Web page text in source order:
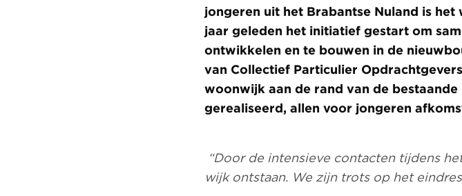
jongeren uit het Brabantse Nuland is
jaar geleden het initiatief gestart om
ontwikkelen en te bouwen in de
van Collectief Particulier
woonwijk aan de rand van de
gerealiseerd, allen voor jongeren
“Door de intensieve contacten tijdens
wijk ontstaan. We zijn trots op het